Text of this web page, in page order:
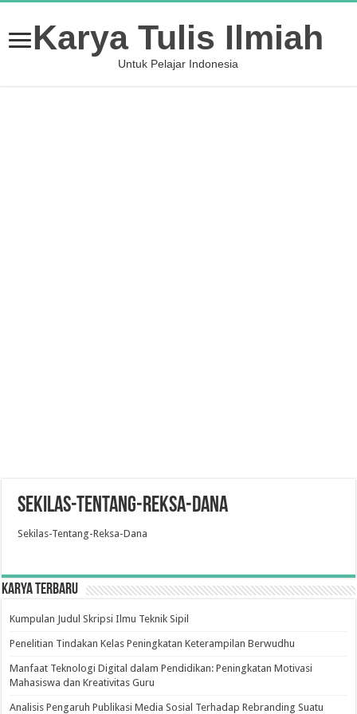
Karya Tulis Ilmiah
Untuk Pelajar Indonesia
Sekilas-Tentang-Reksa-Dana
Sekilas-Tentang-Reksa-Dana
Karya Terbaru
Kumpulan Judul Skripsi Ilmu Teknik Sipil
Penelitian Tindakan Kelas Peningkatan Keterampilan Berwudhu
Manfaat Teknologi Digital dalam Pendidikan: Peningkatan Motivasi
Mahasiswa dan Kreativitas Guru
Analisis Pengaruh Publikasi Media Sosial Terhadap Rebranding Suatu